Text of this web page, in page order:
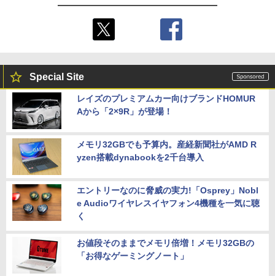
Special Site
レイズのプレミアムカー向けブランドHOMUR
Aから「2×9R」が登場！
メモリ32GBでも予算内。産経新聞社がAMD R
yzen搭載dynabookを2千台導入
エントリーなのに脅威の実力!「Osprey」Nobl
e Audioワイヤレスイヤフォン4機種を一気に聴
く
お値段そのままでメモリ倍増！メモリ32GBの
「お得なゲーミングノート」